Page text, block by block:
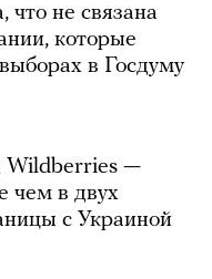
что не связана
которые
в Госдуму
Wildberries —
чем в двух
с Украиной